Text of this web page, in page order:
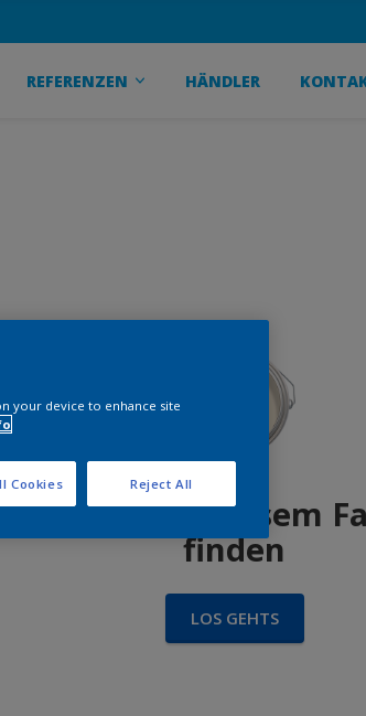
REFERENZEN HÄNDLER
Produkte in diesem
finden
LOS GEHTS
your device to enhance site
Reject All
Cookies